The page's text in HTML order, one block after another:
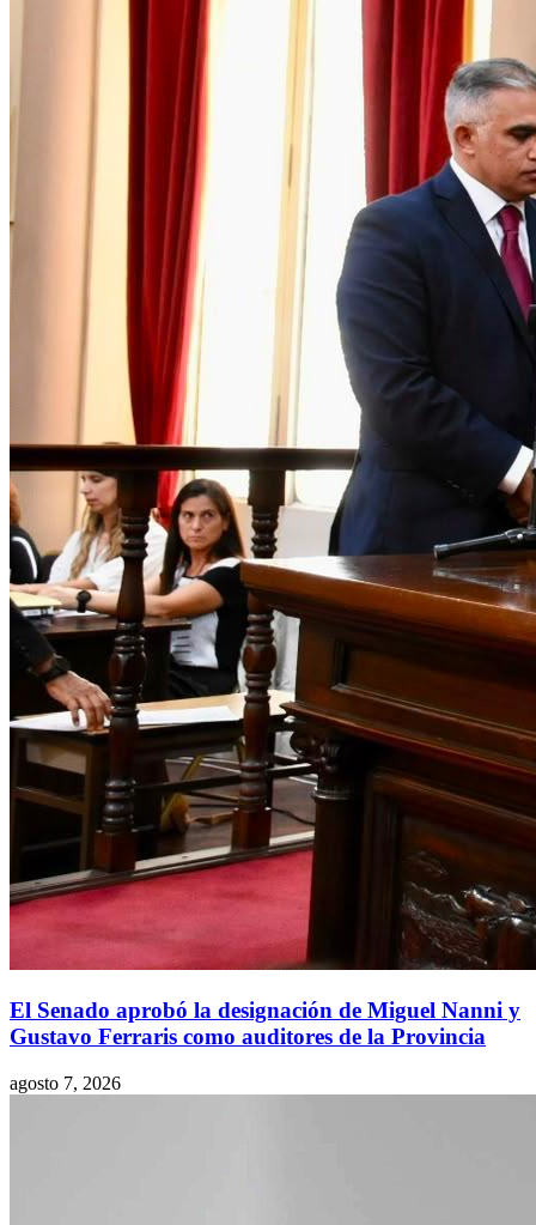
El Senado aprobó la designación de Miguel Nanni y
Gustavo Ferraris como auditores de la Provincia
agosto 7, 2026